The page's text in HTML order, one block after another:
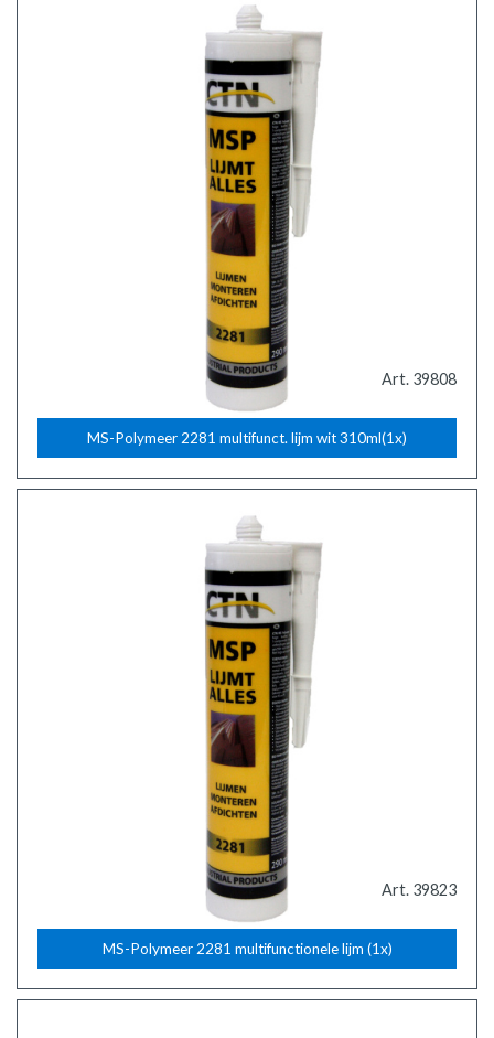
Art. 39808
MS-Polymeer 2281 multifunct. lijm wit 310ml(1x)
Art. 39823
MS-Polymeer 2281 multifunctionele lijm (1x)